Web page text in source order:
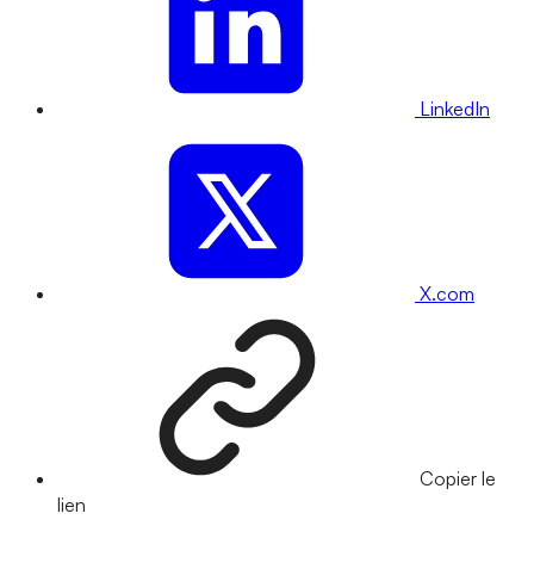
LinkedIn
X.com
Copier le
lien